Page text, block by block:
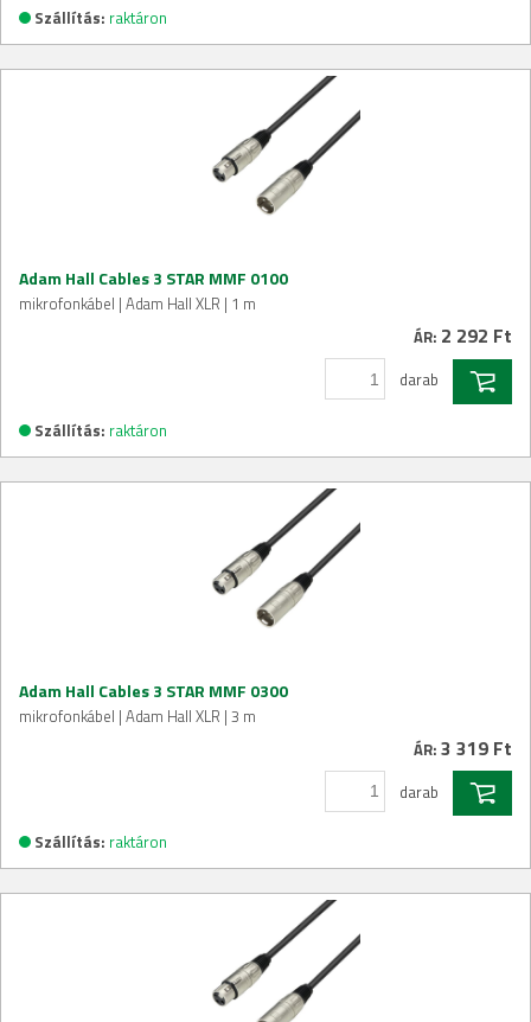
Szállítás: raktáron
Adam Hall Cables 3 STAR MMF 0100
mikrofonkábel | Adam Hall XLR | 1 m
ÁR: 2 292 Ft
darab
Szállítás: raktáron
Adam Hall Cables 3 STAR MMF 0300
mikrofonkábel | Adam Hall XLR | 3 m
ÁR: 3 319 Ft
darab
Szállítás: raktáron